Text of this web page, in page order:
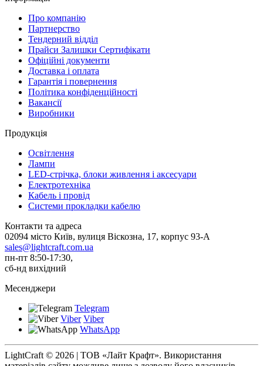
Про компанію
Партнерство
Тендерний відділ
Прайси Залишки Сертифікати
Офіційні документи
Доставка і оплата
Гарантія і повернення
Політика конфіденційності
Вакансії
Виробники
Продукція
Освітлення
Лампи
LED-стрічка, блоки живлення і аксесуари
Електротехніка
Кабель і провід
Системи прокладки кабелю
Контакти та адреса
02094 місто Київ, вулиця Віскозна, 17, корпус 93-А
sales@lightcraft.com.ua
пн-пт 8:50-17:30,
сб-нд вихідний
Месенджери
Telegram
Viber Viber
WhatsApp
LightCraft © 2026 | ТОВ «Лайт Крафт». Використання